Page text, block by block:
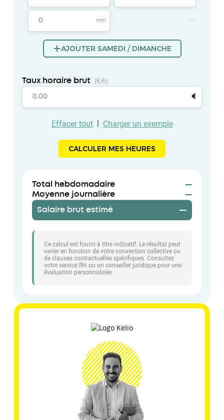
AJOUTER SAMEDI / DIMANCHE
Taux horaire brut (€/h)
€
Effacer tout | Charger un exemple
CALCULER MES HEURES
Total hebdomadaire
—
Moyenne journalière
—
Salaire brut estimé —
Ce calcul est fourni à titre indicatif. Le résultat peut
varier en fonction de votre convention collective ou
de clauses contractuelles spécifiques. Consultez
votre service RH ou un conseiller juridique pour une
évaluation personnalisée.